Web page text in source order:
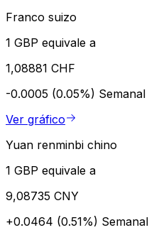
Franco suizo
1 GBP equivale a
1,08881 CHF
-0.0005 (0.05%) Semanal
Ver gráfico
Yuan renminbi chino
1 GBP equivale a
9,08735 CNY
+0.0464 (0.51%) Semanal